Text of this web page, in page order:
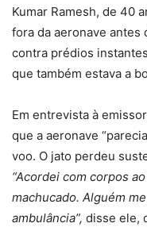
Kumar Ramesh, de 40
fora da aeronave antes
contra prédios
que também estava a
Em entrevista à
que a aeronave
voo. O jato perdeu
“Acordei com corpos
machucado. Alguém
ambulância”, disse ele,